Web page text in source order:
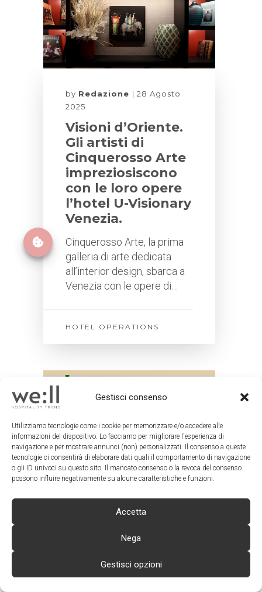
Gestisci consenso
Utilizziamo tecnologie come i cookie per memorizzare e/o accedere alle
informazioni del dispositivo. Lo facciamo per migliorare l'esperienza di
navigazione e per mostrare annunci (non) personalizzati. Il consenso a queste
tecnologie ci consentirà di elaborare dati quali il comportamento di navigazione
o gli ID univoci su questo sito. Il mancato consenso o la revoca del consenso
possono influire negativamente su alcune caratteristiche e funzioni.
Accetta
Nega
Gestisci opzioni
by Redazione
28 Agosto
2025
Visioni d’Oriente.
Gli artisti di
Cinquerosso Arte
impreziosiscono
con le loro opere
l’hotel U-Visionary
Venezia.
Cinquerosso Arte, la prima
galleria di arte dedicata
all’interior design, sbarca a
Venezia con le opere di…
HOTEL OPERATIONS